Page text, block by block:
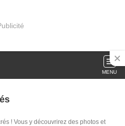
MENU
! Vous y découvrirez des photos et